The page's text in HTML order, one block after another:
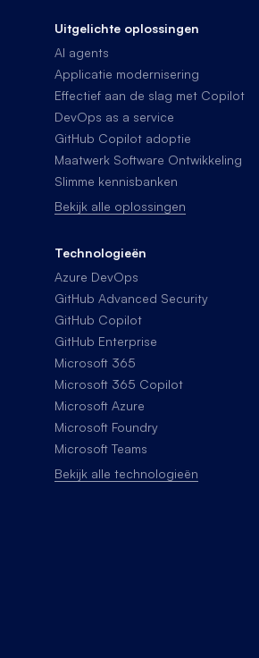
Uitgelichte oplossingen
AI agents
Applicatie modernisering
Effectief aan de slag met Copilot
DevOps as a service
GitHub Copilot adoptie
Maatwerk Software Ontwikkeling
Slimme kennisbanken
Bekijk alle oplossingen
Technologieën
Azure DevOps
GitHub Advanced Security
GitHub Copilot
GitHub Enterprise
Microsoft 365
Microsoft 365 Copilot
Microsoft Azure
Microsoft Foundry
Microsoft Teams
Bekijk alle technologieën